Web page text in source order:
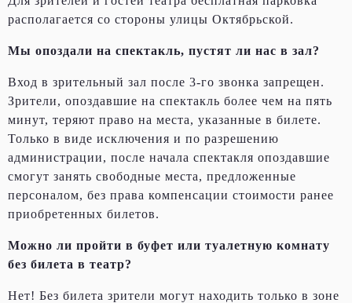
располагается со стороны улицы Октябрьской.
Мы опоздали на спектакль, пустят ли нас в зал?
Вход в зрительный зал после 3-го звонка запрещен.
Зрители, опоздавшие на спектакль более чем на пять
минут, теряют право на места, указанные в билете.
Только в виде исключения и по разрешению
администрации, после начала спектакля опоздавшие
смогут занять свободные места, предложенные
персоналом, без права компенсации стоимости ранее
приобретенных билетов.
Можно ли пройти в буфет или туалетную комнату
без билета в театр?
Нет! Без билета зрители могут находить только в зоне